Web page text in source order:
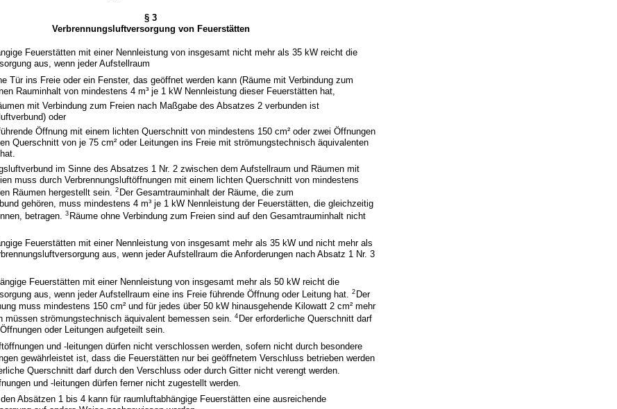
§ 3
Verbrennungsluftversorgung von Feuerstätten
Feuerstätten mit einer Nennleistung von insgesamt nicht mehr als 35 kW reicht die
aus, wenn jeder Aufstellraum
Tür ins Freie oder ein Fenster, das geöffnet werden kann (Räume mit Verbindung zum
Rauminhalt von mindestens 4 m³ je 1 kW Nennleistung dieser Feuerstätten hat,
mit Verbindung zum Freien nach Maßgabe des Absatzes 2 verbunden ist
oder
Öffnung mit einem lichten Querschnitt von mindestens 150 cm² oder zwei Öffnungen
Querschnitt von je 75 cm² oder Leitungen ins Freie mit strömungstechnisch äquivalenten
im Sinne des Absatzes 1 Nr. 2 zwischen dem Aufstellraum und Räumen mit
muss durch Verbrennungsluftöffnungen mit einem lichten Querschnitt von mindestens
Räumen hergestellt sein.2 Der Gesamtrauminhalt der Räume, die zum
gehören, muss mindestens 4 m³ je 1 kW Nennleistung der Feuerstätten, die gleichzeitig
betragen.3 Räume ohne Verbindung zum Freien sind auf den Gesamtrauminhalt nicht
Feuerstätten mit einer Nennleistung von insgesamt mehr als 35 kW und nicht mehr als
aus, wenn jeder Aufstellraum die Anforderungen nach Absatz 1 Nr. 3
Feuerstätten mit einer Nennleistung von insgesamt mehr als 50 kW reicht die
aus, wenn jeder Aufstellraum eine ins Freie führende Öffnung oder Leitung hat.2 Der
muss mindestens 150 cm² und für jedes über 50 kW hinausgehende Kilowatt 2 cm² mehr
müssen strömungstechnisch äquivalent bemessen sein.4 Der erforderliche Querschnitt darf
oder Leitungen aufgeteilt sein.
und -leitungen dürfen nicht verschlossen werden, sofern nicht durch besondere
gewährleistet ist, dass die Feuerstätten nur bei geöffnetem Verschluss betrieben werden
Querschnitt darf durch den Verschluss oder durch Gitter nicht verengt werden.
und -leitungen dürfen ferner nicht zugestellt werden.
Absätzen 1 bis 4 kann für raumluftabhängige Feuerstätten eine ausreichende